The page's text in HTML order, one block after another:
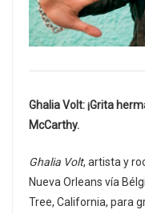
Ghalia Volt: ¡Grita
McCarthy.
Ghalia Volt, artista y
Nueva Orleans vía
Tree, California, para